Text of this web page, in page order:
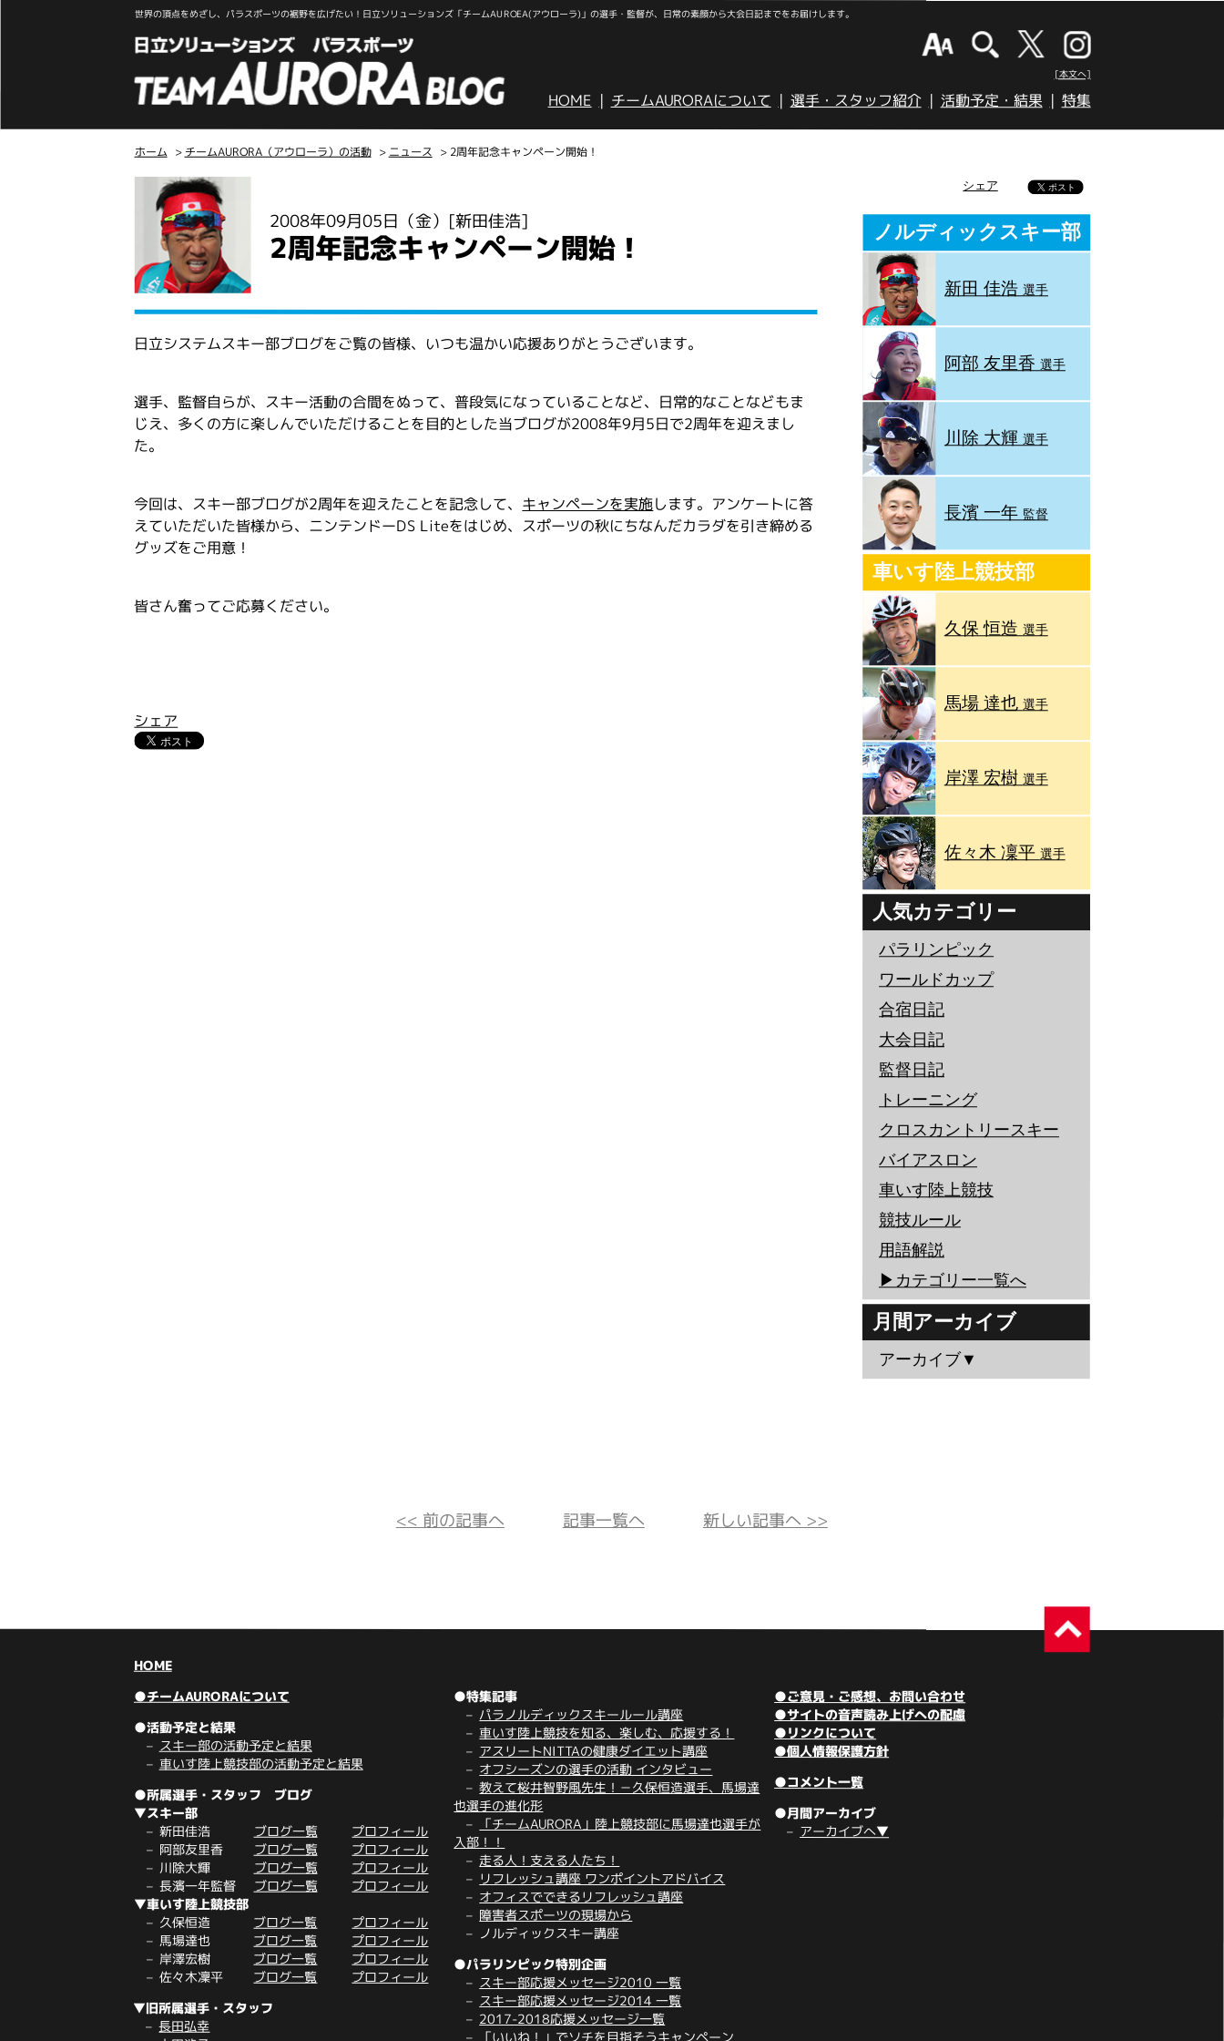
世界の頂点をめざし、パラスポーツの裾野を広げたい！日立ソリューションズ「チームAUROEA(アウローラ)」の選手・監督が、日常の素顔から大会日記までをお届けします。
[本文へ]
HOME チームAURORAについて 選手・スタッフ紹介 活動予定・結果 特集
ホーム > チームAURORA（アウローラ）の活動 > ニュース > 2周年記念キャンペーン開始！
2008年09月05日（金） [新田佳浩]
2周年記念キャンペーン開始！
日立システムスキー部ブログをご覧の皆様、いつも温かい応援ありがとうございます。
選手、監督自らが、スキー活動の合間をぬって、普段気になっていることなど、日常的なことなどもま
じえ、多くの方に楽しんでいただけることを目的とした当ブログが2008年9月5日で2周年を迎えまし
た。
今回は、スキー部ブログが2周年を迎えたことを記念して、 キャンペーンを実施します。アンケートに答
えていただいた皆様から、ニンテンドーDS Liteをはじめ、スポーツの秋にちなんだカラダを引き締める
グッズをご用意！
皆さん奮ってご応募ください。
シェア
シェア
ノルディックスキー部
新田 佳浩 選手
阿部 友里香 選手
川除 大輝 選手
長濱 一年 監督
車いす陸上競技部
久保 恒造 選手
馬場 達也 選手
岸澤 宏樹 選手
佐々木 凜平 選手
人気カテゴリー
パラリンピック
ワールドカップ
合宿日記
大会日記
監督日記
トレーニング
クロスカントリースキー
バイアスロン
車いす陸上競技
競技ルール
用語解説
▶︎カテゴリー一覧へ
月間アーカイブ
アーカイブ▼
<< 前の記事へ 記事一覧へ 新しい記事へ >>
HOME
●チームAURORAについて
●活動予定と結果
スキー部の活動予定と結果
車いす陸上競技部の活動予定と結果
●所属選手・スタッフ ブログ
▼スキー部
新田佳浩 ブログ一覧 プロフィール
阿部友里香 ブログ一覧 プロフィール
川除大輝 ブログ一覧
プロフィール
長濱一年監督
ブログ一覧 プロフィール
▼車いす陸上競技部
久保恒造 ブログ一覧 プロフィール
馬場達也 ブログ一覧 プロフィール
岸澤宏樹 ブログ一覧 プロフィール
佐々木凜平 ブログ一覧 プロフィール
▼旧所属選手・スタッフ
長田弘幸
●特集記事
パラノルディックスキールール講座
車いす陸上競技を知る、楽しむ、応援する！
アスリートNITTAの健康ダイエット講座
オフシーズンの選手の活動 インタビュー
教えて桜井智野風先生！－久保恒造選手、馬場達
也選手の進化形
「チームAURORA」陸上競技部に馬場達也選手が
入部！！
走る人！支える人たち！
リフレッシュ講座 ワンポイントアドバイス
オフィスでできるリフレッシュ講座
障害者スポーツの現場から
ノルディックスキー講座
●パラリンピック特別企画
スキー部応援メッセージ2010 一覧
スキー部応援メッセージ2014 一覧
2017-2018応援メッセージ一覧
「いいね！」でソチを目指そうキャンペーン
●ご意見・ご感想、お問い合わせ
●サイトの音声読み上げへの配慮
●リンクについて
●個人情報保護方針
●コメント一覧
●月間アーカイブ
アーカイブへ▼